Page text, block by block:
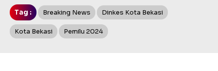
Tag : Breaking News Dinkes Kota Bekasi
Kota Bekasi Pemilu 2024